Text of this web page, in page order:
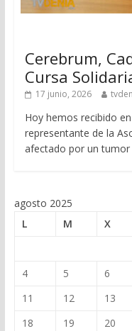
Cerebrum,
Cursa
17 junio, 2026
Hoy hemos recibido
representante de la
afectado por un tumor
agosto 2025
L
M X
4
5 6
11
12 13
18
19 20